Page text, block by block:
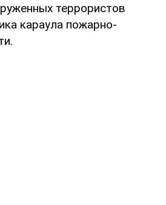
террористов
караула пожарно-